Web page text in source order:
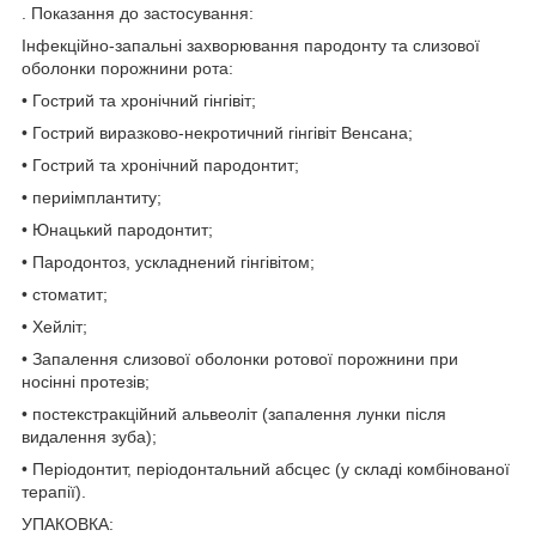
. Показання до застосування:
Інфекційно-запальні захворювання пародонту та слизової
оболонки порожнини рота:
• Гострий та хронічний гінгівіт;
• Гострий виразково-некротичний гінгівіт Венсана;
• Гострий та хронічний пародонтит;
• периімплантиту;
• Юнацький пародонтит;
• Пародонтоз, ускладнений гінгівітом;
• стоматит;
• Хейліт;
• Запалення слизової оболонки ротової порожнини при
носінні протезів;
• постекстракційний альвеоліт (запалення лунки після
видалення зуба);
• Періодонтит, періодонтальний абсцес (у складі комбінованої
терапії).
УПАКОВКА: